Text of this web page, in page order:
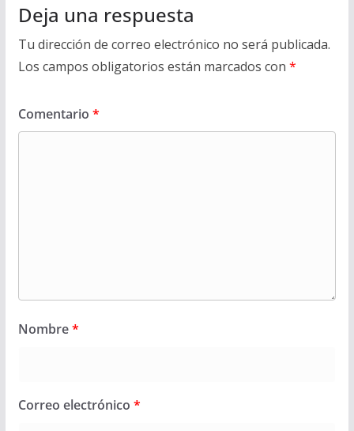
Deja una respuesta
Tu dirección de correo electrónico no será publicada.
Los campos obligatorios están marcados con *
Comentario *
Nombre*
Correo electrónico *